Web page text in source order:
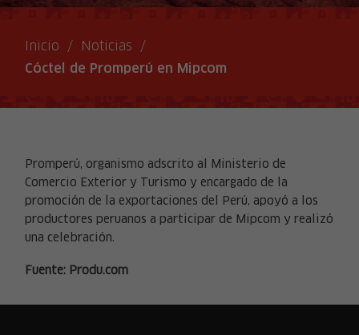
Inicio / Noticias /
Cóctel de Promperú en Mipcom
Promperú, organismo adscrito al Ministerio de
Comercio Exterior y Turismo y encargado de la
promoción de la exportaciones del Perú, apoyó a los
productores peruanos a participar de Mipcom y realizó
una celebración.
Fuente: Produ.com